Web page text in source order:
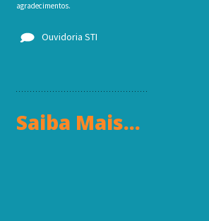
agradecimentos.
Ouvidoria STI
Saiba Mais...